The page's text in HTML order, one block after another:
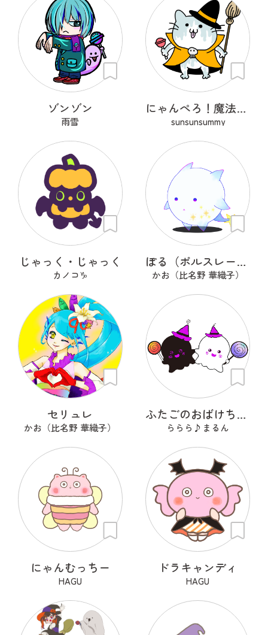
ゾンゾン
雨雪
にゃんぺろ！魔法使いっ
sunsunsummy
じゃっく・じゃっく
カノコ♑
ぽる（ポルスレーヌ）
かお（比名野 華織子）
セリュレ
かお（比名野 華織子）
ふたごのおばけちゃん！くろんとしろん
ららら♪まるん
にゃんむっちー
HAGU
ドラキャンディ
HAGU